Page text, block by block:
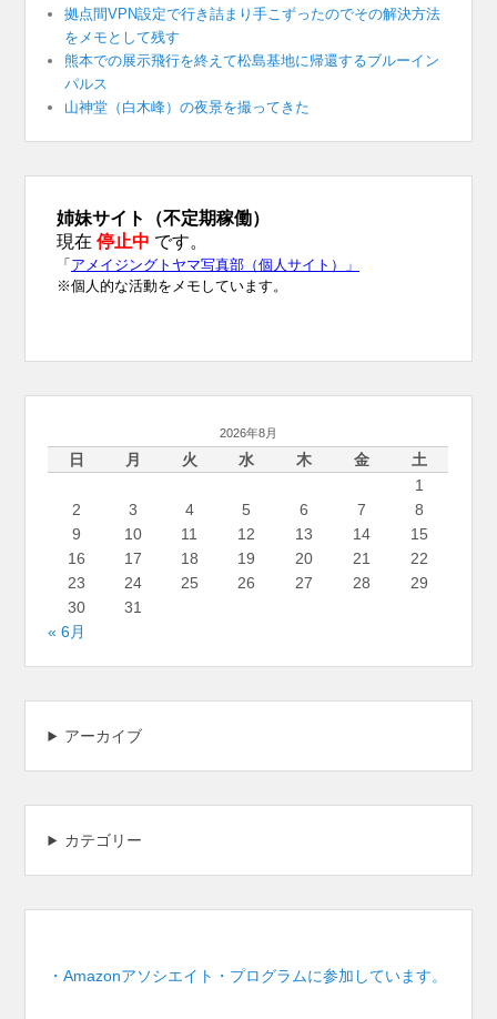
拠点間VPN設定で行き詰まり手こずったのでその解決方法
をメモとして残す
熊本での展示飛行を終えて松島基地に帰還するブルーイン
パルス
山神堂（白木峰）の夜景を撮ってきた
2026年8月
日 月 火 水 木 金
土
1
2
3 4 5 6 7
8
9
10 11 12 13 14
15
16
17 18 19 20 21
22
23
24 25 26 27 28
29
30
31
« 6月
アーカイブ
カテゴリー
・Amazonアソシエイト・プログラムに参加しています。